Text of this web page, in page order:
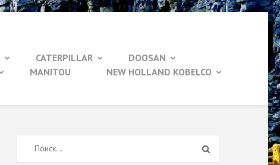
CATERPILLAR
DOOSAN
MANITOU
NEW HOLLAND KOBELCO
Найти: